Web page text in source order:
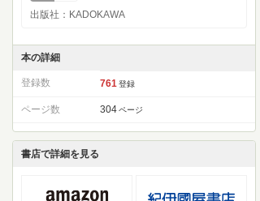
出版社：KADOKAWA
本の詳細
登録数 761 登録
ページ数 304 ページ
書店で詳細を見る